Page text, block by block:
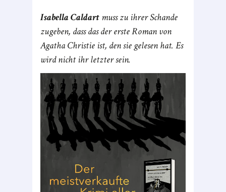
Isabella Caldart muss zu ihrer Schande
zugeben, dass das der erste Roman von
Agatha Christie ist, den sie gelesen hat. Es
wird nicht ihr letzter sein.